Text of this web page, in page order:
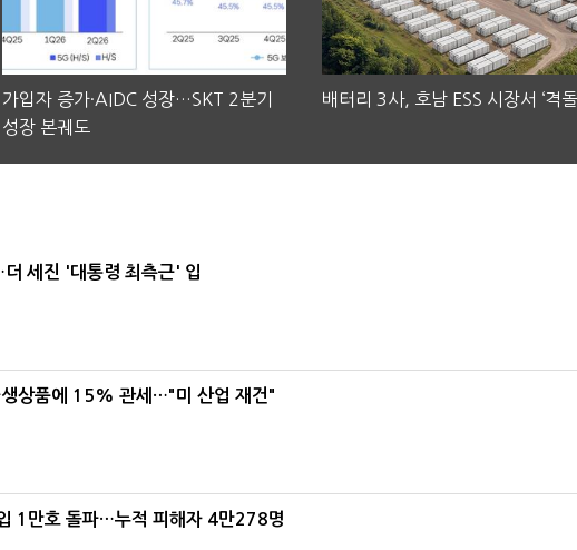
가입자 증가·AIDC 성장…SKT 2분기
성장 본궤도
배터리 3사, 호남 ESS 시장서 ‘격돌
세진 '대통령 최측근' 입
생상품에 15% 관세…"미 산업 재건"
1만호 돌파…누적 피해자 4만278명